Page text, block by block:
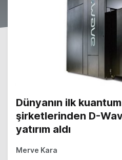
Dünyanın ilk
şirketlerinden D-
yatırım aldı
Merve Kara